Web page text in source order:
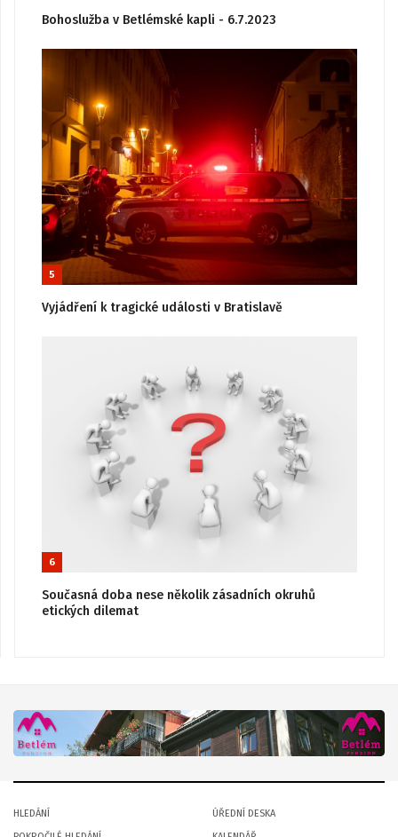
Bohoslužba v Betlémské kapli - 6.7.2023
5
Vyjádření k tragické události v Bratislavě
6
Současná doba nese několik zásadních okruhů
etických dilemat
HLEDÁNÍ
ÚŘEDNÍ DESKA